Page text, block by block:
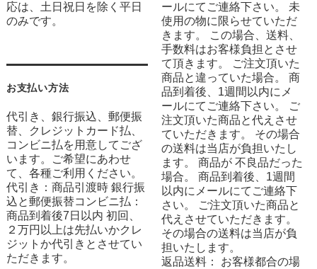
応は、土日祝日を除く平日
のみです。
お支払い方法
代引き、銀行振込、郵便振
替、クレジットカード払、
コンビニ払を用意してござ
います。ご希望にあわせ
て、各種ご利用ください。
代引き：商品引渡時 銀行振
込と郵便振替コンビニ払：
商品到着後7日以内 初回、
２万円以上は先払いかクレ
ジットか代引きとさせてい
ただきます。
ールにてご連絡下さい。 未
使用の物に限らせていただ
きます。 この場合、送料、
手数料はお客様負担とさせ
て頂きます。 ご注文頂いた
商品と違っていた場合。 商
品到着後、1週間以内にメ
ールにてご連絡下さい。 ご
注文頂いた商品と代えさせ
ていただきます。 その場合
の送料は当店が負担いたし
ます。 商品が 不良品だった
場合。 商品到着後、1週間
以内にメールにてご連絡下
さい。 ご注文頂いた商品と
代えさせていただきます。
その場合の送料は当店が負
担いたします。
返品送料： お客様都合の場